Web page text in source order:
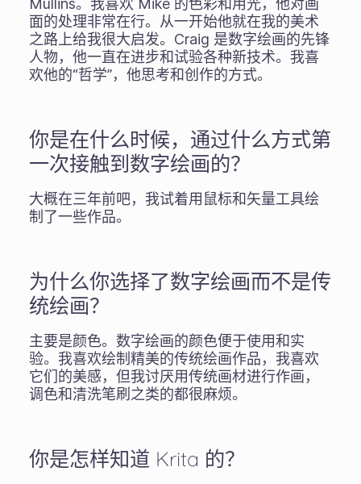
Mullins。我喜欢 Mike 的色彩和用光，他对画
面的处理非常在行。从一开始他就在我的美术
之路上给我很大启发。Craig 是数字绘画的先锋
人物，他一直在进步和试验各种新技术。我喜
欢他的“哲学”，他思考和创作的方式。
你是在什么时候，通过什么方式第
一次接触到数字绘画的？
大概在三年前吧，我试着用鼠标和矢量工具绘
制了一些作品。
为什么你选择了数字绘画而不是传
统绘画？
主要是颜色。数字绘画的颜色便于使用和实
验。我喜欢绘制精美的传统绘画作品，我喜欢
它们的美感，但我讨厌用传统画材进行作画，
调色和清洗笔刷之类的都很麻烦。
你是怎样知道 Krita 的？